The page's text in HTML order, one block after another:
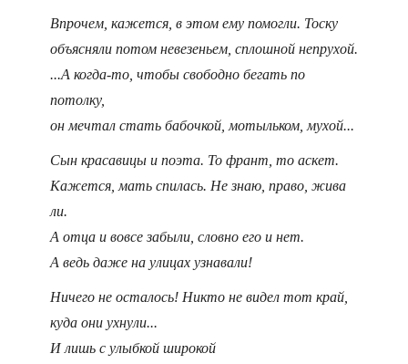
Впрочем, кажется, в этом ему помогли. Тоску
объясняли потом невезеньем, сплошной непрухой.
...А когда-то, чтобы свободно бегать по
потолку,
он мечтал стать бабочкой, мотыльком, мухой...
Сын красавицы и поэта. То франт, то аскет.
Кажется, мать спилась. Не знаю, право, жива
ли.
А отца и вовсе забыли, словно его и нет.
А ведь даже на улицах узнавали!
Ничего не осталось! Никто не видел тот край,
куда они ухнули...
И лишь с улыбкой широкой